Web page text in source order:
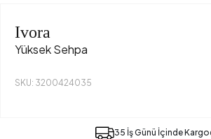
Ivora
Yüksek Sehpa
SKU: 3200424035
35 İş Günü İçinde